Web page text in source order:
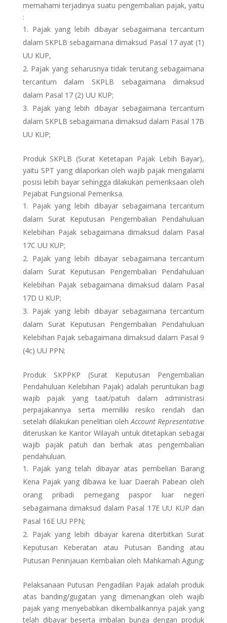
memahami terjadinya suatu pengembalian pajak, yaitu
:
Pajak yang lebih dibayar sebagaimana tercantum
dalam SKPLB sebagaimana dimaksud Pasal 17 ayat (1)
UU KUP,
Pajak yang seharusnya tidak terutang sebagaimana
tercantum dalam SKPLB sebagaimana dimaksud
dalam Pasal 17 (2) UU KUP;
Pajak yang lebih dibayar sebagaimana tercantum
dalam SKPLB sebagaimana dimaksud dalam Pasal 17B
UU KUP;
Produk SKPLB (Surat Ketetapan Pajak Lebih Bayar),
yaitu SPT yang dilaporkan oleh wajib pajak mengalami
posisi lebih bayar sehingga dilakukan pemeriksaan oleh
Pejabat Fungsional Pemeriksa.
Pajak yang lebih dibayar sebagaimana tercantum
dalam Surat Keputusan Pengembalian Pendahuluan
Kelebihan Pajak sebagaimana dimaksud dalam Pasal
17C UU KUP;
Pajak yang lebih dibayar sebagaimana tercantum
dalam Surat Keputusan Pengembalian Pendahuluan
Kelebihan Pajak sebagaimana dimaksud dalam Pasal
17D U KUP;
Pajak yang lebih dibayar sebagaimana tercantum
dalam Surat Keputusan Pengembalian Pendahuluan
Kelebihan Pajak sebagaimana dimaksud dalam Pasal 9
(4c) UU PPN;
Produk SKPPKP (Surat Keputusan Pengembalian
Pendahuluan Kelebihan Pajak) adalah peruntukan bagi
wajib pajak yang taat/patuh dalam administrasi
perpajakannya serta memiliki resiko rendah dan
setelah dilakukan penelitian olehAccount Representative
diteruskan ke Kantor Wilayah untuk ditetapkan sebagai
wajib pajak patuh dan berhak atas pengembalian
pendahuluan.
Pajak yang telah dibayar atas pembelian Barang
Kena Pajak yang dibawa ke luar Daerah Pabean oleh
orang pribadi pemegang paspor luar negeri
sebagaimana dimaksud dalam Pasal 17E UU KUP dan
Pasal 16E UU PPN;
Pajak yang lebih dibayar karena diterbitkan Surat
Keputusan Keberatan atau Putusan Banding atau
Putusan Peninjauan Kembalian oleh Mahkamah Agung;
Pelaksanaan Putusan Pengadilan Pajak adalah produk
atas banding/gugatan yang dimenangkan oleh wajib
pajak yang menyebabkan dikembalikannya pajak yang
telah dibayar beserta imbalan bunga dengan produk